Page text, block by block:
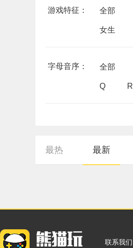
游戏特征： 全部
女生
字母音序： 全部
Q R
最热 最新
联系我们